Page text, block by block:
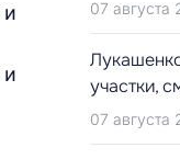
07 августа
участки,
07 августа